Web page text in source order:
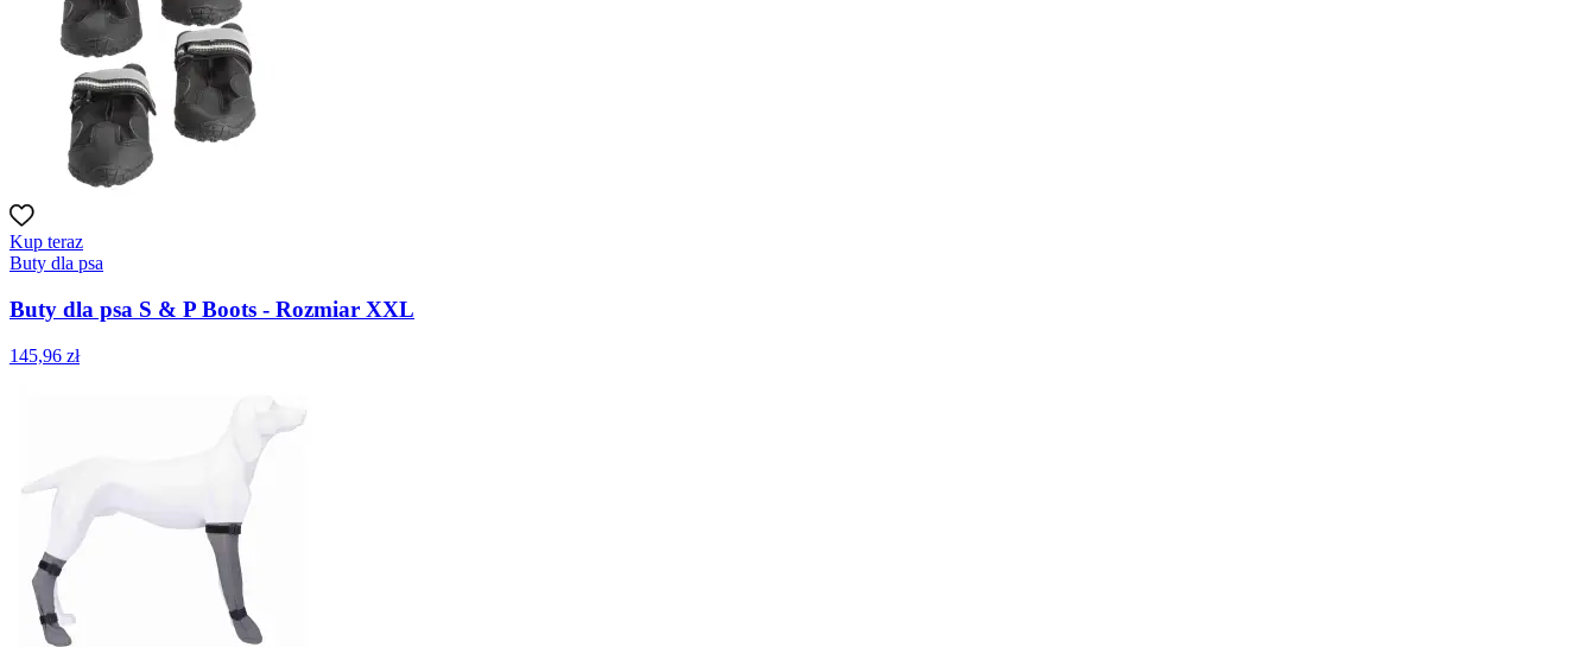
Kup teraz
Buty dla psa
Buty dla psa S & P Boots - Rozmiar XXL
145,96 zł